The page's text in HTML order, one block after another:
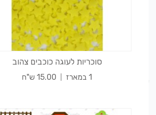
סוכריות לעוגה כוכבים צהוב
1 במארז 15.00 ש"ח